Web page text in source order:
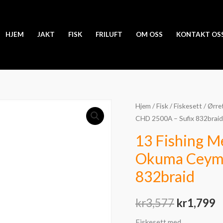
HJEM JAKT FISK FRILUFT OM OSS KONTAKT
Hjem /Fisk/Fiskesett /
CHD 2500A – Sufix 832braid
13 Fishing
Okuma
832braid
kr3,577
var:
kr3,577.
kr1,799